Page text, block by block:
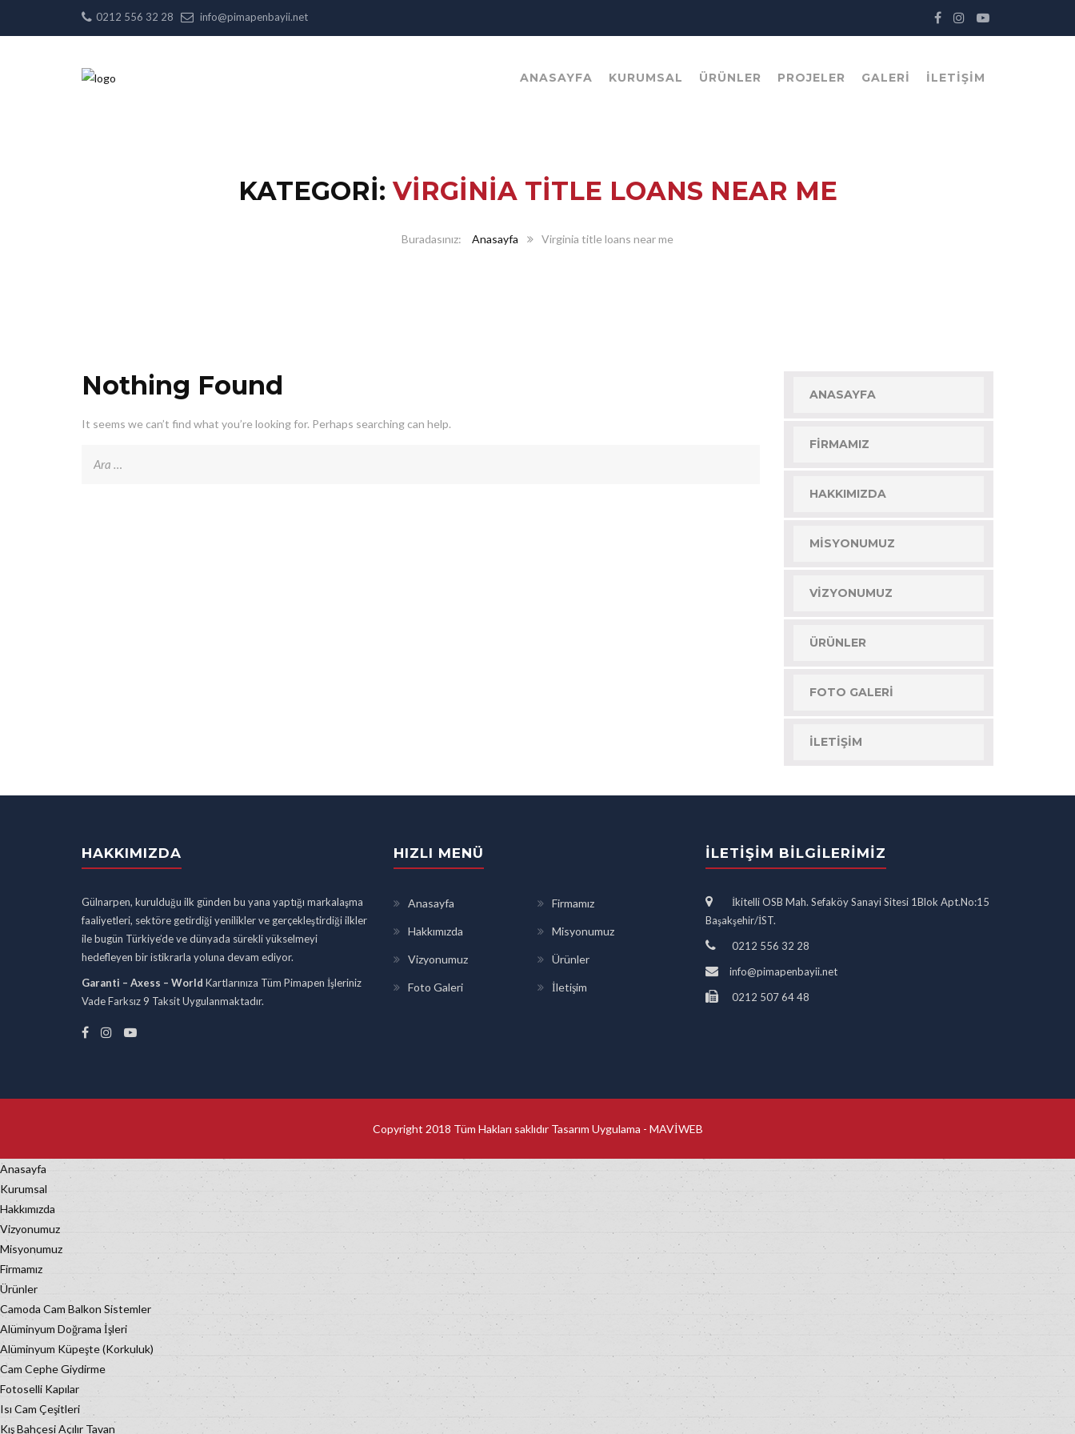
0212 556 32 28 info@pimapenbayii.net
ANASAYFA KURUMSAL ÜRÜNLER PROJELER GALERI İLETIŞIM
KATEGORI: VIRGINIA TITLE LOANS NEAR ME
Anasayfa Virginia title loans near me
Nothing Found
It seems we can’t find what you’re looking for. Perhaps searching can help.
ANASAYFA
FIRMAMIZ
HAKKIMIZDA
MISYONUMUZ
VIZYONUMUZ
ÜRÜNLER
FOTO GALERI
İLETIŞIM
HAKKIMIZDA
Gülnarpen, kurulduğu ilk günden bu yana yaptığı markalaşma
faaliyetleri, sektöre getirdiği yenilikler ve gerçekleştirdiği ilkler
ile bugün Türkiye’de ve dünyada sürekli yükselmeyi
hedefleyen bir istikrarla yoluna devam ediyor.
Garanti – Axess – World Kartlarınıza Tüm Pimapen İşleriniz
Vade Farksız 9 Taksit Uygulanmaktadır.
HIZLI MENÜ
Anasayfa Firmamız
Hakkımızda Misyonumuz
Vizyonumuz Ürünler
Foto Galeri İletişim
İLETIŞIM BILGILERIMIZ
İkitelli OSB Mah. Sefaköy Sanayi Sitesi 1Blok Apt.No:15
Başakşehir/İST.
0212 556 32 28
info@pimapenbayii.net
0212 507 64 48
Copyright 2018 Tüm Hakları saklıdır Tasarım Uygulama - MAVİWEB
Anasayfa
Kurumsal
Hakkımızda
Vizyonumuz
Misyonumuz
Firmamız
Ürünler
Camoda Cam Balkon Sistemler
Alüminyum Doğrama İşleri
Alüminyum Küpeşte (Korkuluk)
Cam Cephe Giydirme
Fotoselli Kapılar
Isı Cam Çeşitleri
Kış Bahçesi Açılır Tavan